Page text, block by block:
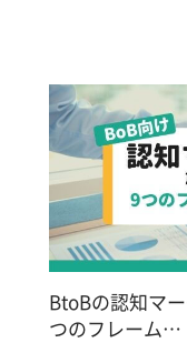
BtoBの認知マ
つのフレーム…